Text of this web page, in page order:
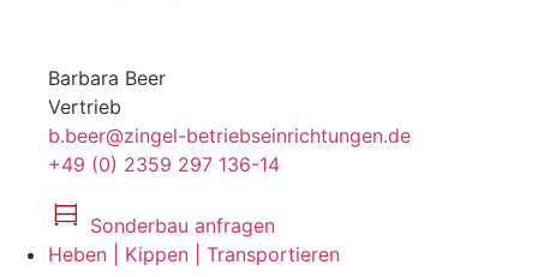
Barbara Beer
Vertrieb
b.beer@zingel-betriebseinrichtungen.de
+49 (0) 2359 297 136-14
Sonderbau anfragen
Heben | Kippen | Transportieren